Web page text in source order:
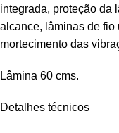
integrada, proteção da
alcance, lâminas de fio
mortecimento das
Lâmina 60 cms.
Detalhes técnicos